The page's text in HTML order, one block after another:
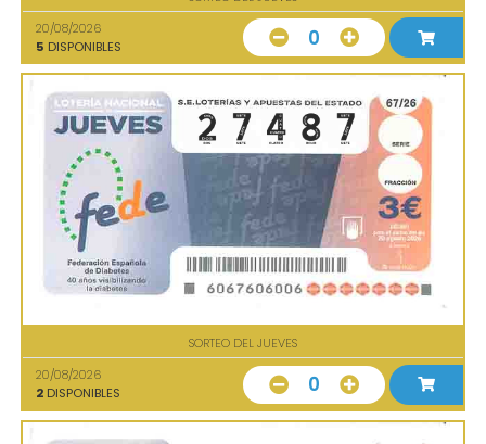
20/08/2026
5 DISPONIBLES 0
SORTEO DEL JUEVES
20/08/2026
2 DISPONIBLES 0